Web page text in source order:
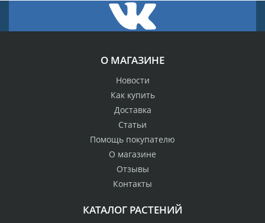
О МАГАЗИНЕ
Новости
Как купить
Доставка
Статьи
Помощь покупателю
О магазине
Отзывы
Контакты
КАТАЛОГ РАСТЕНИЙ